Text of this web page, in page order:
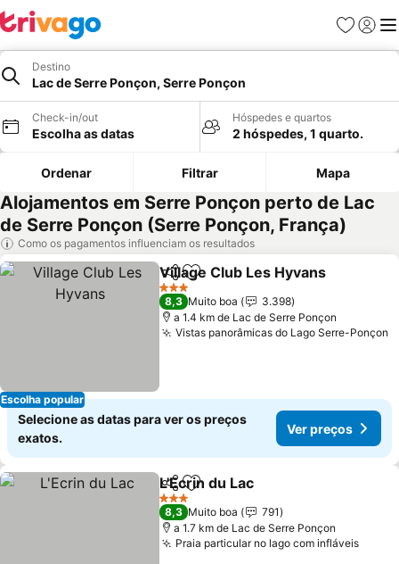
Favoritos
Iniciar
Destino
Lac de Serre Ponçon, Serre Ponçon
Check-in/out
Escolha as datas
Hóspedes e quartos
2 hóspedes, 1 quarto.
Ordenar Filtrar Mapa
Alojamentos em Serre Ponçon perto de Lac
de Serre Ponçon (Serre Ponçon, França)
Como os pagamentos influenciam os resultados
Escolha popular
PartilharAdicionar aos favoritos
Village Club Les Hyvans
3 Estrelas
8,3 Muito boa
3.398
a 1.4 km de Lac de Serre Ponçon
Vistas panorâmicas do Lago Serre-Ponçon
Selecione as datas para ver os preços
exatos.
Ver preços
PartilharAdicionar aos favoritos
L'Ecrin du Lac
3 Estrelas
8,3 Muito boa
791
a 1.7 km de Lac de Serre Ponçon
Praia particular no lago com infláveisVer